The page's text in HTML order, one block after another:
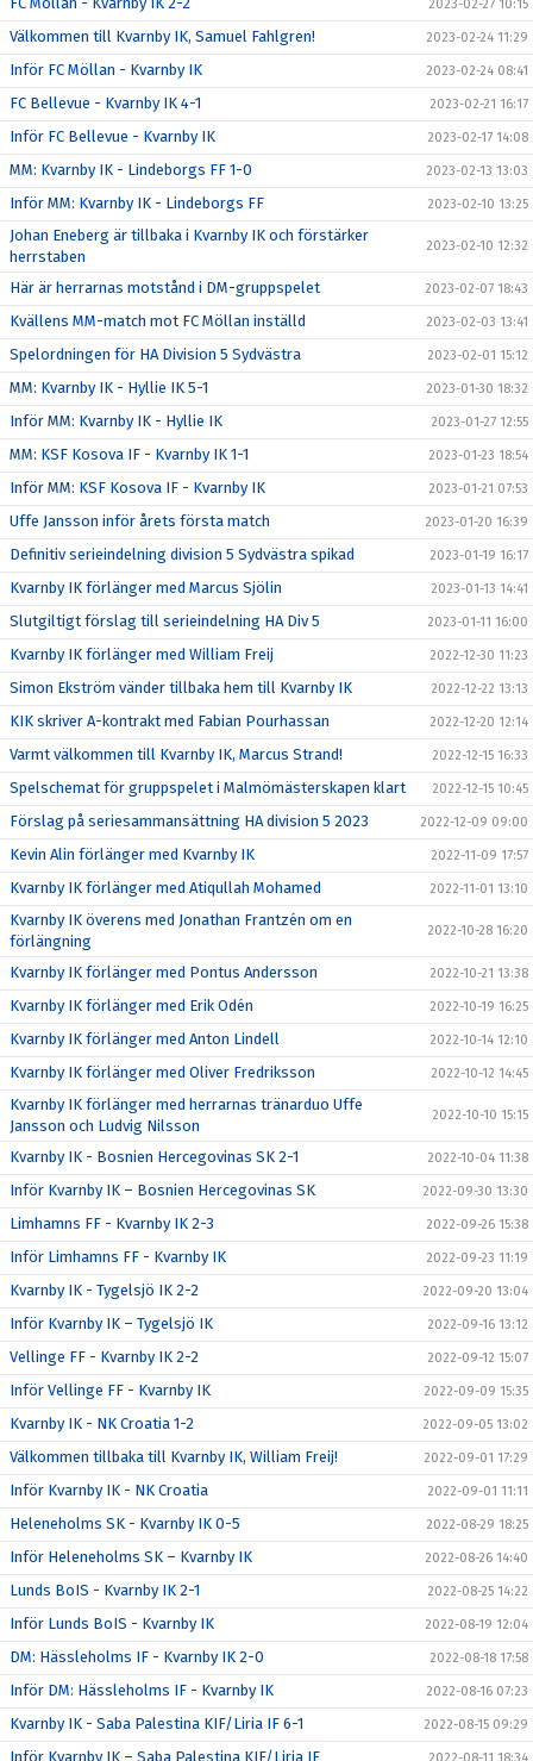
2023-02-27 10:15
Välkommen till Kvarnby IK, Samuel Fahlgren! 2023-02-24 11:29
Inför FC Möllan - Kvarnby IK 2023-02-24 08:41
FC Bellevue - Kvarnby IK 4-1 2023-02-21 16:17
Inför FC Bellevue - Kvarnby IK 2023-02-17 14:08
MM: Kvarnby IK - Lindeborgs FF 1-0 2023-02-13 13:03
Inför MM: Kvarnby IK - Lindeborgs FF 2023-02-10 13:25
Johan Eneberg är tillbaka i Kvarnby IK och förstärker
herrstaben
2023-02-10 12:32
Här är herrarnas motstånd i DM-gruppspelet 2023-02-07 18:43
Kvällens MM-match mot FC Möllan inställd 2023-02-03 13:41
Spelordningen för HA Division 5 Sydvästra 2023-02-01 15:12
MM: Kvarnby IK - Hyllie IK 5-1 2023-01-30 18:32
Inför MM: Kvarnby IK - Hyllie IK 2023-01-27 12:55
MM: KSF Kosova IF - Kvarnby IK 1-1 2023-01-23 18:54
Inför MM: KSF Kosova IF - Kvarnby IK 2023-01-21 07:53
Uffe Jansson inför årets första match 2023-01-20 16:39
Definitiv serieindelning division 5 Sydvästra spikad 2023-01-19 16:17
Kvarnby IK förlänger med Marcus Sjölin 2023-01-13 14:41
Slutgiltigt förslag till serieindelning HA Div 5 2023-01-11 16:00
Kvarnby IK förlänger med William Freij 2022-12-30 11:23
Simon Ekström vänder tillbaka hem till Kvarnby IK 2022-12-22 13:13
KIK skriver A-kontrakt med Fabian Pourhassan 2022-12-20 12:14
Varmt välkommen till Kvarnby IK, Marcus Strand! 2022-12-15 16:33
Spelschemat för gruppspelet i Malmömästerskapen klart 2022-12-15 10:45
Förslag på seriesammansättning HA division 5 2023 2022-12-09 09:00
Kevin Alin förlänger med Kvarnby IK 2022-11-09 17:57
Kvarnby IK förlänger med Atiqullah Mohamed 2022-11-01 13:10
Kvarnby IK överens med Jonathan Frantzén om en
förlängning
2022-10-28 16:20
Kvarnby IK förlänger med Pontus Andersson 2022-10-21 13:38
Kvarnby IK förlänger med Erik Odén 2022-10-19 16:25
Kvarnby IK förlänger med Anton Lindell 2022-10-14 12:10
Kvarnby IK förlänger med Oliver Fredriksson 2022-10-12 14:45
Kvarnby IK förlänger med herrarnas tränarduo Uffe
Jansson och Ludvig Nilsson
2022-10-10 15:15
Kvarnby IK - Bosnien Hercegovinas SK 2-1 2022-10-04 11:38
Inför Kvarnby IK – Bosnien Hercegovinas SK 2022-09-30 13:30
Limhamns FF - Kvarnby IK 2-3 2022-09-26 15:38
Inför Limhamns FF - Kvarnby IK 2022-09-23 11:19
Kvarnby IK - Tygelsjö IK 2-2 2022-09-20 13:04
Inför Kvarnby IK – Tygelsjö IK 2022-09-16 13:12
Vellinge FF - Kvarnby IK 2-2 2022-09-12 15:07
Inför Vellinge FF - Kvarnby IK 2022-09-09 15:35
Kvarnby IK - NK Croatia 1-2 2022-09-05 13:02
Välkommen tillbaka till Kvarnby IK, William Freij! 2022-09-01 17:29
Inför Kvarnby IK - NK Croatia 2022-09-01 11:11
Heleneholms SK - Kvarnby IK 0-5 2022-08-29 18:25
Inför Heleneholms SK – Kvarnby IK 2022-08-26 14:40
Lunds BoIS - Kvarnby IK 2-1 2022-08-25 14:22
Inför Lunds BoIS - Kvarnby IK 2022-08-19 12:04
DM: Hässleholms IF - Kvarnby IK 2-0 2022-08-18 17:58
Inför DM: Hässleholms IF - Kvarnby IK 2022-08-16 07:23
Kvarnby IK - Saba Palestina KIF/Liria IF 6-1 2022-08-15 09:29
Inför Kvarnby IK – Saba Palestina KIF/Liria IF